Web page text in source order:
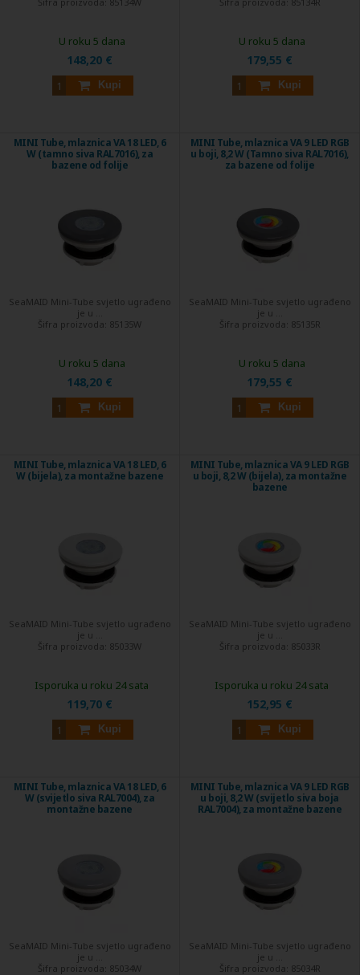
148,20 €
Kupi
U roku 5 dana
179,55 €
Kupi
U roku 5 dana
MINI Tube, mlaznica VA 18 LED, 6
W (tamno siva RAL7016), za
bazene od folije
SeaMAID Mini-Tube svjetlo ugrađeno
je u ...
Šifra proizvoda: 85135W
148,20 €
Kupi
U roku 5 dana
MINI Tube, mlaznica VA 9 LED RGB
u boji, 8,2 W (Tamno siva RAL7016),
za bazene od folije
SeaMAID Mini-Tube svjetlo ugrađeno
je u ...
Šifra proizvoda: 85135R
179,55 €
Kupi
U roku 5 dana
MINI Tube, mlaznica VA 18 LED, 6
W (bijela), za montažne bazene
SeaMAID Mini-Tube svjetlo ugrađeno
je u ...
Šifra proizvoda: 85033W
119,70 €
Kupi
Isporuka u roku 24 sata
MINI Tube, mlaznica VA 9 LED RGB
u boji, 8,2 W (bijela), za montažne
bazene
SeaMAID Mini-Tube svjetlo ugrađeno
je u ...
Šifra proizvoda: 85033R
152,95 €
Kupi
Isporuka u roku 24 sata
MINI Tube, mlaznica VA 18 LED, 6
W (svijetlo siva RAL7004), za
montažne bazene
SeaMAID Mini-Tube svjetlo ugrađeno
je u ...
Šifra proizvoda: 85034W
MINI Tube, mlaznica VA 9 LED RGB
u boji, 8,2 W (svijetlo siva boja
RAL7004), za montažne bazene
SeaMAID Mini-Tube svjetlo ugrađeno
je u ...
Šifra proizvoda: 85034R